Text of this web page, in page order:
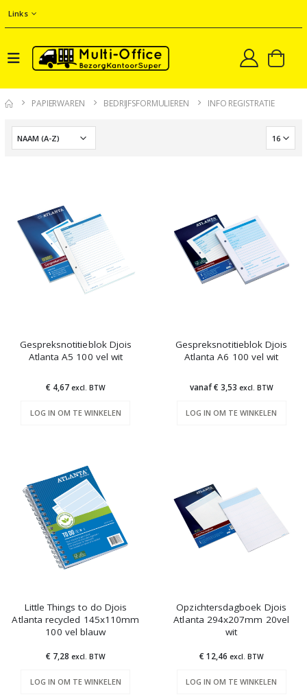
Links
PAPIERWAREN BEDRIJFSFORMULIEREN INFO REGISTRATIE
Gespreksnotitieblok Djois
Atlanta A5 100 vel wit
€ 4,67 excl. BTW
LOG IN OM TE WINKELEN
Gespreksnotitieblok Djois
Atlanta A6 100 vel wit
vanaf € 3,53 excl. BTW
LOG IN OM TE WINKELEN
Little Things to do Djois
Atlanta recycled 145x110mm
100 vel blauw
€ 7,28 excl. BTW
LOG IN OM TE WINKELEN
Opzichtersdagboek Djois
Atlanta 294x207mm 20vel
wit
€ 12,46 excl. BTW
LOG IN OM TE WINKELEN